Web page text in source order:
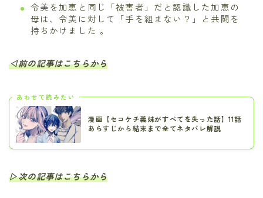
令美を加恵と同じ「被害者」だと認識した加恵の
母は、令美に対して「手を組まない？」と共闘を
持ちかけました 。
◁前の記事はこちらから
あわせて読みたい
漫画【セコケチ義妹がすべてを失った話】11話
あらすじから結末まで全てネタバレ解説
▷次の記事はこちらから